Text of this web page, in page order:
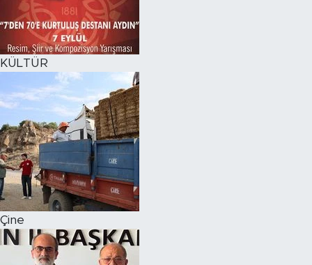
KÜLTÜR
Çine